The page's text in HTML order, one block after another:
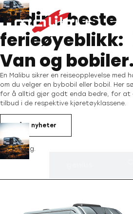
Til dine beste
ferieøyeblikk:
Van og bobiler.
En Malibu sikrer en reiseopplevelse
om du velger en bybobil eller bobil. Her
for å alltid gjør godt enda bedre, for at
tilbud i de respektive kjøretøyklassene.
Våre nyheter
Modellvalg.